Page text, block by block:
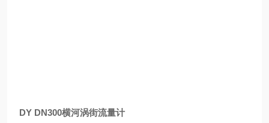
DY DN300横河涡街流量计